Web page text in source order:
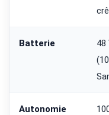
Batterie
48
Autonomie